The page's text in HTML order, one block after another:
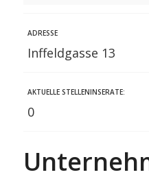
ADRESSE
Inffeldgasse 13
AKTUELLE STELLENINSERATE:
0